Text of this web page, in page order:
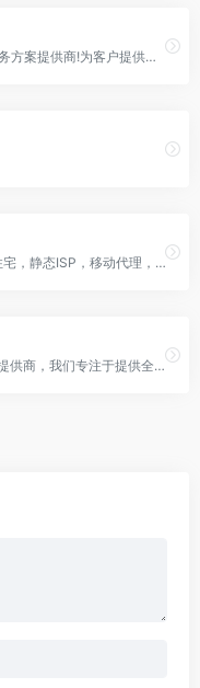
IPIDEA是全球HTTP企业级代理IP服务方案提供商!为客户提供全球海外IP代理,住宅lP代理,全球HTTP代理,socks5代理ip等代理IP服务,拥有全球220+国家地区的私有住宅IP资源,满足您代理IP的需求。
NetNut提供四种代理IP服务：动态住宅，静态ISP，移动代理，数据中心代理。NetNut的独特之处在于它能够为住宅 IP 提供单跳式ISP 连接，并且是唯一
KindProxy是全球优质住宅代理服务提供商，我们专注于提供全球覆盖 · 高性价比的真实住宅IP代理，帮助您快速验证和扩展您的业务。